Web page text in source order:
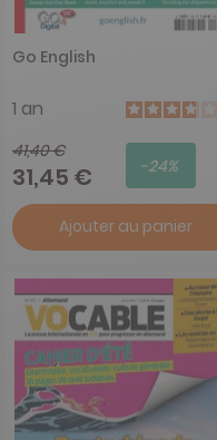
Go English
1 an
41,40 €
31,45 € -24%
Ajouter au panier